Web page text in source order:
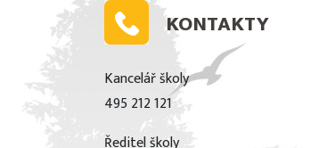
KONTAKTY
Kancelář školy
495 212 121
Ředitel školy